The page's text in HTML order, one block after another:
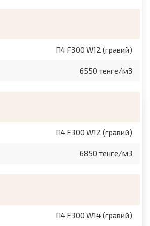
П4 F300 W12 (гравий)
6550 тенге/м3
П4 F300 W12 (гравий)
6850 тенге/м3
П4 F300 W14 (гравий)